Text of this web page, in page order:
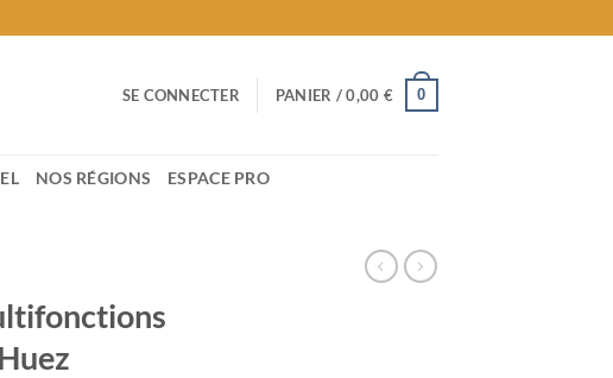
SE CONNECTER PANIER /0,00 € 0
NOS RÉGIONS ESPACE PRO